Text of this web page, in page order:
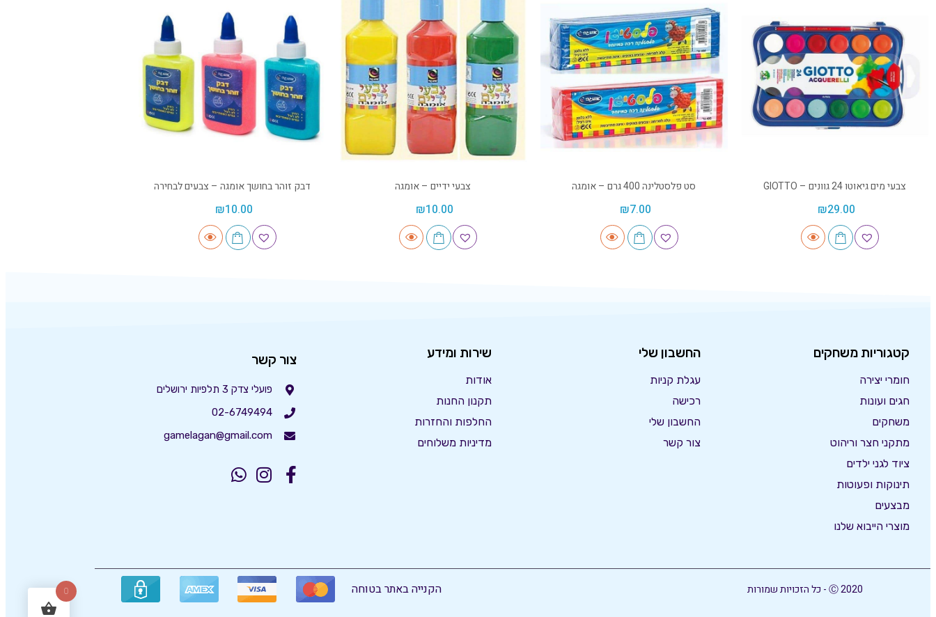
צבעי מים גיאוטו 24 גוונים – GIOTTO
₪29.00
סט פלסטלינה 400 גרם – אומגה
₪7.00
צבעי ידיים – אומגה
₪10.00
דבק זוהר בחושך אומגה – צבעים לבחירה
₪10.00
קטגוריות משחקים
חומרי יצירה
חגים ועונות
משחקים
מתקני חצר וריהוט
ציוד לגני ילדים
תינוקות ופעוטות
מבצעים
מוצרי הייבוא שלנו
החשבון שלי
עגלת קניות
רכישה
החשבון שלי
צור קשר
שירות ומידע
אודות
תקנון החנות
החלפות והחזרות
מדיניות משלוחים
צור קשר
פועלי צדק 3 תלפיות ירושלים
02-6749494
gamelagan@gmail.com
Ⓒ 2020 - כל הזכויות שמורות הקנייה באתר בטוחה 0